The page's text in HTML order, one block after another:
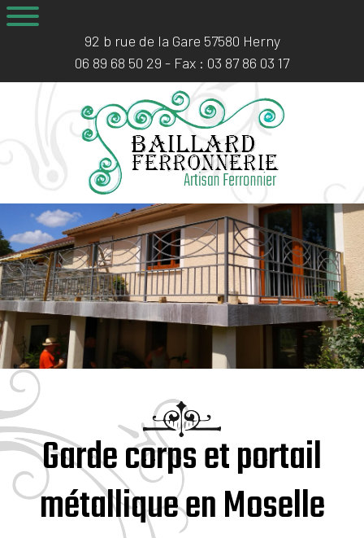
92 b rue de la Gare 57580 Herny
06 89 68 50 29 - Fax : 03 87 86 03 17
Garde corps et portail
métallique en Moselle